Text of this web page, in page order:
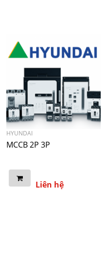
HYUNDAI
MCCB 2P 3P
Liên hệ